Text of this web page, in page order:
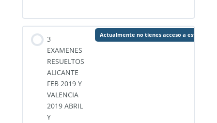
3
EXAMENES
RESUELTOS
ALICANTE
FEB 2019 Y
VALENCIA
2019 ABRIL
Y
Actualmente no tienes acceso a este